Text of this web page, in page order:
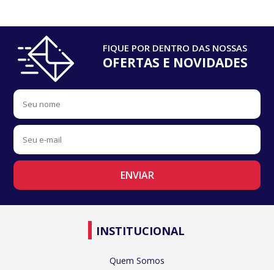
FIQUE POR DENTRO DAS NOSSAS
OFERTAS E NOVIDADES
INSTITUCIONAL
Quem Somos